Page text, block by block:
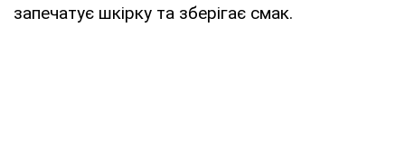
запечатує шкірку та зберігає смак.